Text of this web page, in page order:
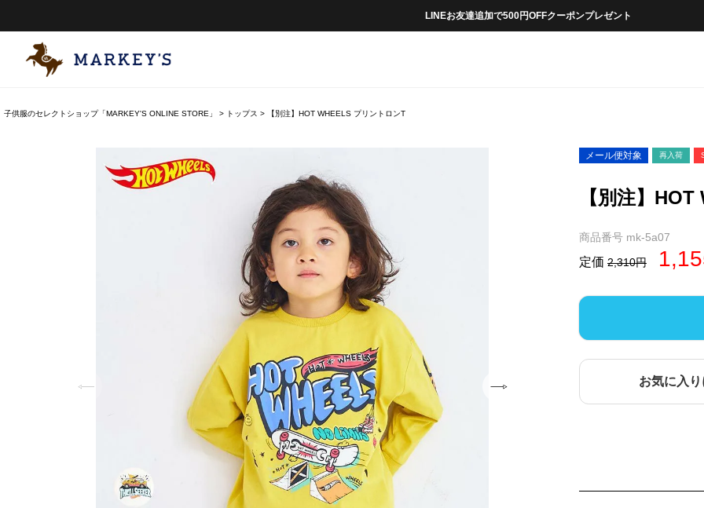
LINEお友達追加で500円OFFクーポンプレゼント
子供服のセレクトショップ「MARKEY'S ONLINE STORE」 トップス 【別注】HOT WHEELS プリントロンT
メール便対象 再入荷
【別注】
商品番号 mk-5a07
定価 2,310
お気に入